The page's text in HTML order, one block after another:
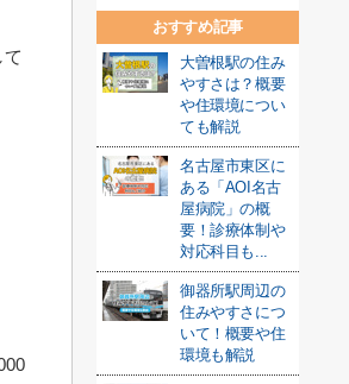
おすすめ記事
大曽根駅の住み
やすさは？概要
や住環境につい
ても解説
名古屋市東区に
ある「AOI名古
屋病院」の概
要！診療体制や
対応科目も...
御器所駅周辺の
住みやすさにつ
いて！概要や住
環境も解説